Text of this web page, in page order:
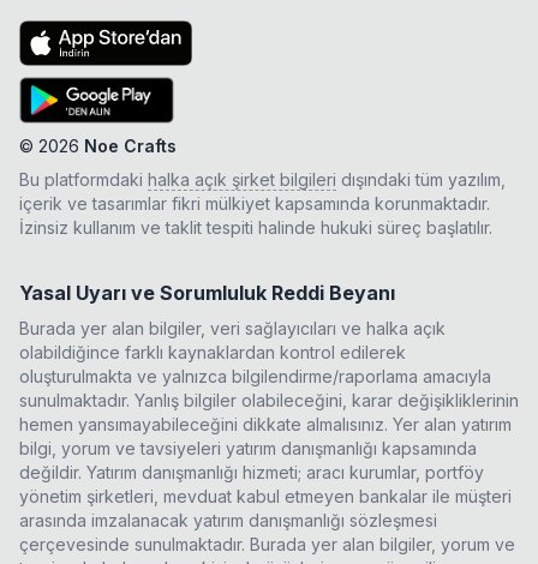
© 2026 Noe Crafts
Bu platformdaki halka açık şirket bilgileri dışındaki tüm yazılım,
içerik ve tasarımlar fikri mülkiyet kapsamında korunmaktadır.
İzinsiz kullanım ve taklit tespiti halinde hukuki süreç başlatılır.
Yasal Uyarı ve Sorumluluk Reddi Beyanı
Burada yer alan bilgiler, veri sağlayıcıları ve halka açık
olabildiğince farklı kaynaklardan kontrol edilerek
oluşturulmakta ve yalnızca bilgilendirme/raporlama amacıyla
sunulmaktadır. Yanlış bilgiler olabileceğini, karar değişikliklerinin
hemen yansımayabileceğini dikkate almalısınız. Yer alan yatırım
bilgi, yorum ve tavsiyeleri yatırım danışmanlığı kapsamında
değildir. Yatırım danışmanlığı hizmeti; aracı kurumlar, portföy
yönetim şirketleri, mevduat kabul etmeyen bankalar ile müşteri
arasında imzalanacak yatırım danışmanlığı sözleşmesi
çerçevesinde sunulmaktadır. Burada yer alan bilgiler, yorum ve